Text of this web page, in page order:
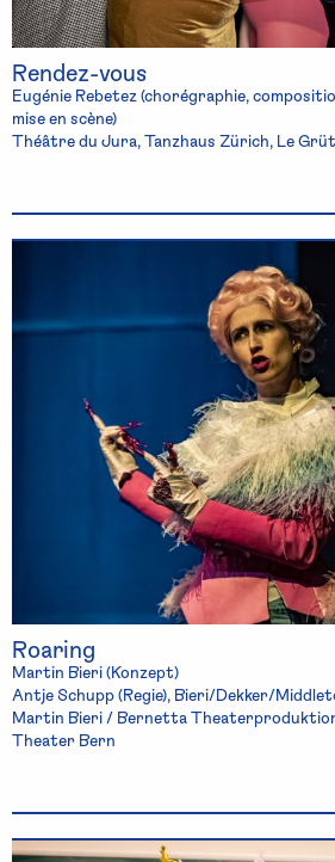
Rendez-vous
Eugénie Rebetez (chorégraphie,
mise en scène)
Théâtre du Jura, Tanzhaus Zürich, Le
Roaring
Martin Bieri (Konzept)
Antje Schupp (Regie), Bieri/Dekker/
Martin Bieri / Bernetta
Theater Bern